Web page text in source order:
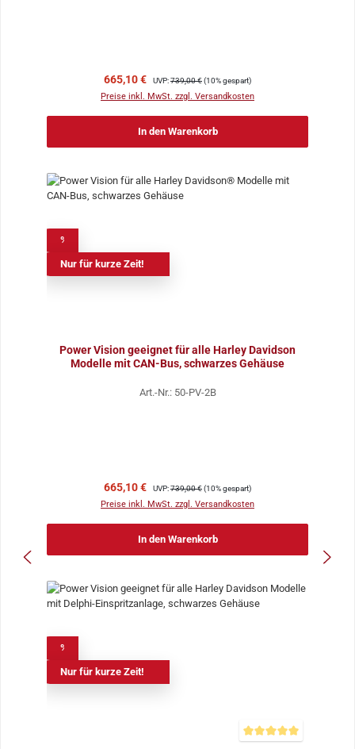
Verkaufspreis:
665,10 € Regulärer Preis:
UVP:739,00 €(10% gespart)
Preise inkl. MwSt. zzgl. Versandkosten
In den Warenkorb
Nur für kurze Zeit!
Power Vision geeignet für alle Harley Davidson
Modelle mit CAN-Bus, schwarzes Gehäuse
Art.-Nr.: 50-PV-2B
Verkaufspreis:
665,10 € Regulärer Preis:
UVP:739,00 €(10% gespart)
Preise inkl. MwSt. zzgl. Versandkosten
In den Warenkorb
Nur für kurze Zeit!